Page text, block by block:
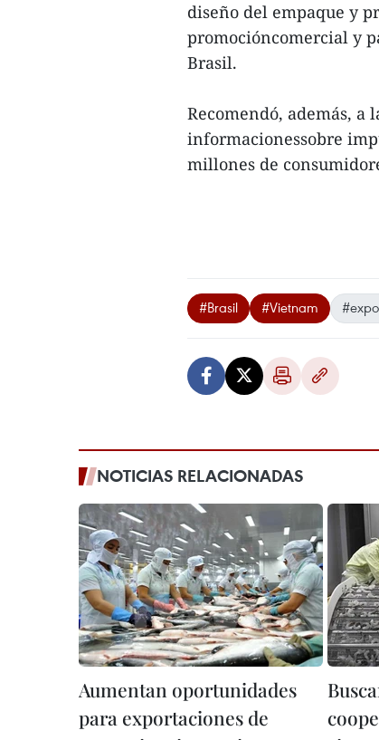
diseño del empaque y
promocióncomercial y
Brasil.
Recomendó, además, a
informacionessobre
millones de
#Brasil #Vietnam
NOTICIAS RELACIONADAS
Aumentan oportunidades
para exportaciones de